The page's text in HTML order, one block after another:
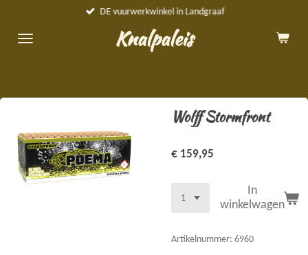
naar
Knalpaleis
DE vuurwerkwinkel in Landgraaf
Wolff Stormfront
€ 159,95
In
winkelwagen
Artikelnummer: 6960